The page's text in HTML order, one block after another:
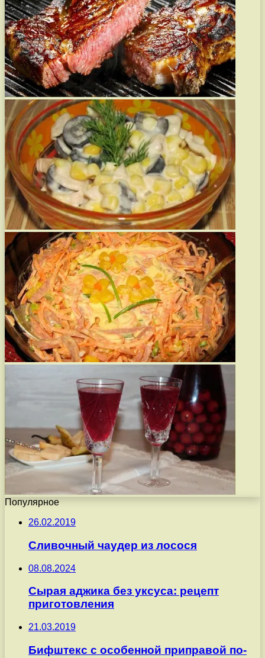
Популярное
26.02.2019
Сливочный чаудер из лосося
08.08.2024
Сырая аджика без уксуса: рецепт
приготовления
21.03.2019
Бифштекс с особенной приправой по-